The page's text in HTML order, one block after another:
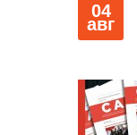
04
авг